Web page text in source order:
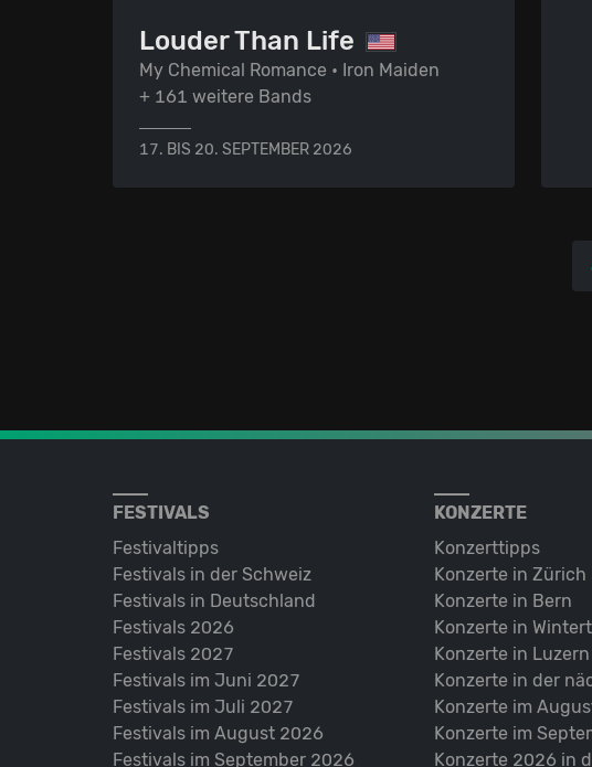
Louder Than Life
My Chemical Romance • Iron Maiden
+ 161 weitere Bands
17. BIS 20. SEPTEMBER 2026
FESTIVALS
Festivaltipps
Festivals in der Schweiz
Festivals in Deutschland
Festivals 2026
Festivals 2027
Festivals im Juni 2027
Festivals im Juli 2027
Festivals im August 2026
Festivals im September 2026
KONZERTE
Konzerttipps
Konzerte in Zürich
Konzerte in Bern
Konzerte in
Konzerte in Luzern
Konzerte in der
Konzerte im
Konzerte im
Konzerte 2026 in